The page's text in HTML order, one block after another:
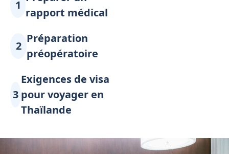
1
rapport médical
2
Préparation
préopératoire
3
Exigences de visa
pour voyager en
Thaïlande